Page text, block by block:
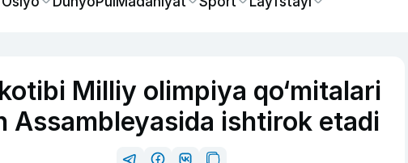
Milliy olimpiya qo‘mitalari
Assambleyasida ishtirok etadi